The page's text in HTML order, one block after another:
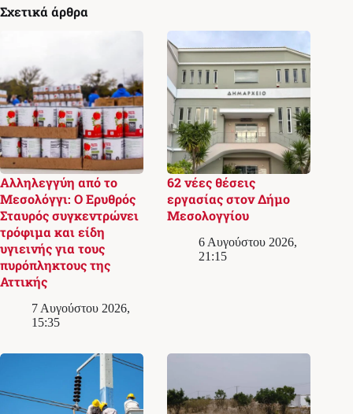
Σχετικά άρθρα
Αλληλεγγύη από το
Μεσολόγγι: Ο Ερυθρός
Σταυρός συγκεντρώνει
τρόφιμα και είδη
υγιεινής για τους
πυρόπληκτους της
Αττικής
7 Αυγούστου 2026,
15:35
62 νέες θέσεις
εργασίας στον Δήμο
Μεσολογγίου
6 Αυγούστου 2026,
21:15